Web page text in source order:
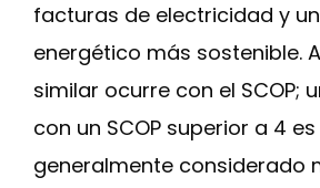
facturas de electricidad y
energético más sostenible.
similar ocurre con el SCOP;
con un SCOP superior a 4 es
generalmente considerado